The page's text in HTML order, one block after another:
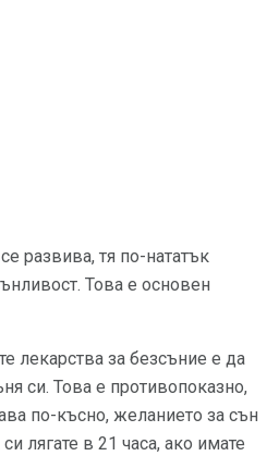
развива, тя по-нататък
Това е основен
лекарства за безсъние е да
си. Това е противопоказно,
по-късно, желанието за сън
лягате в 21 часа, ако имате